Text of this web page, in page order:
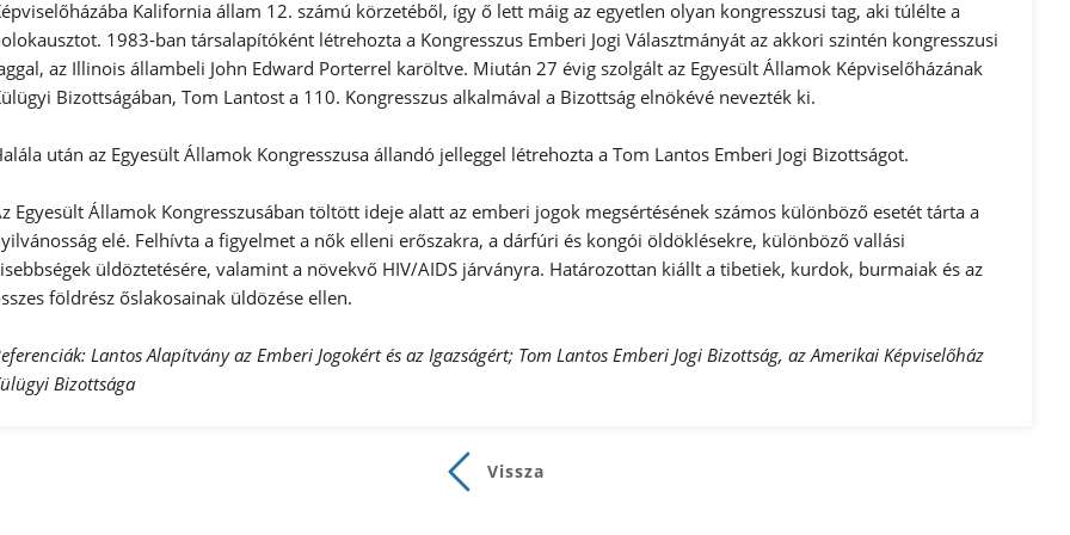
Kalifornia állam 12. számú körzetéből, így ő lett máig az egyetlen olyan kongresszusi tag, aki túlélte a
1983-ban társalapítóként létrehozta a Kongresszus Emberi Jogi Választmányát az akkori szintén kongresszusi
az Illinois állambeli John Edward Porterrel karöltve. Miután 27 évig szolgált az Egyesült Államok Képviselőházának
Bizottságában, Tom Lantost a 110. Kongresszus alkalmával a Bizottság elnökévé nevezték ki.
után az Egyesült Államok Kongresszusa állandó jelleggel létrehozta a Tom Lantos Emberi Jogi Bizottságot.
Egyesült Államok Kongresszusában töltött ideje alatt az emberi jogok megsértésének számos különböző esetét tárta a
elé. Felhívta a figyelmet a nők elleni erőszakra, a dárfúri és kongói öldöklésekre, különböző vallási
üldöztetésére, valamint a növekvő HIV/AIDS járványra. Határozottan kiállt a tibetiek, kurdok, burmaiak és az
földrész őslakosainak üldözése ellen.
Lantos Alapítvány az Emberi Jogokért és az Igazságért; Tom Lantos Emberi Jogi Bizottság, az Amerikai Képviselőház
Bizottsága
Vissza